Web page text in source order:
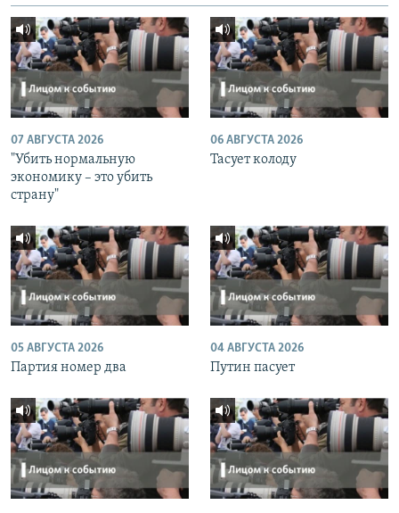
07 АВГУСТА 2026
"Убить нормальную
экономику – это убить
страну"
06 АВГУСТА 2026
Тасует колоду
05 АВГУСТА 2026
Партия номер два
04 АВГУСТА 2026
Путин пасует